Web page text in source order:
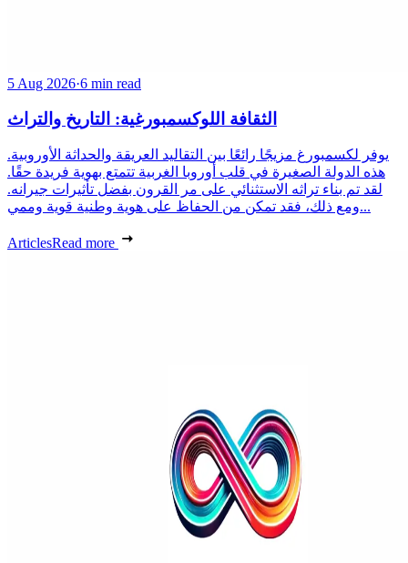
5 Aug 2026·6 min read
الثقافة اللوكسمبورغية: التاريخ والتراث
يوفر لكسمبورغ مزيجًا رائعًا بين التقاليد العريقة والحداثة الأوروبية.
هذه الدولة الصغيرة في قلب أوروبا الغربية تتمتع بهوية فريدة حقًا.
لقد تم بناء تراثه الاستثنائي على مر القرون بفضل تأثيرات جيرانه.
ومع ذلك، فقد تمكن من الحفاظ على هوية وطنية قوية وممي...
ArticlesRead more